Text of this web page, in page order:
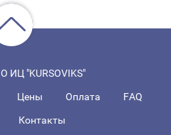
О ИЦ "KURSOVIKS"
Цены Оплата FAQ
Контакты